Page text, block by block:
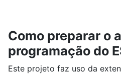
Como preparar o
programação do
Este projeto faz uso da